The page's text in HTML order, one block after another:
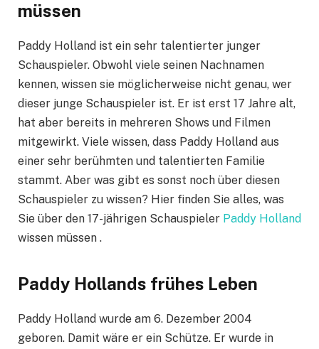
müssen
Paddy Holland ist ein sehr talentierter junger
Schauspieler. Obwohl viele seinen Nachnamen
kennen, wissen sie möglicherweise nicht genau, wer
dieser junge Schauspieler ist. Er ist erst 17 Jahre alt,
hat aber bereits in mehreren Shows und Filmen
mitgewirkt. Viele wissen, dass Paddy Holland aus
einer sehr berühmten und talentierten Familie
stammt. Aber was gibt es sonst noch über diesen
Schauspieler zu wissen? Hier finden Sie alles, was
Sie über den 17-jährigen Schauspieler Paddy Holland
wissen müssen .
Paddy Hollands frühes Leben
Paddy Holland wurde am 6. Dezember 2004
geboren. Damit wäre er ein Schütze. Er wurde in